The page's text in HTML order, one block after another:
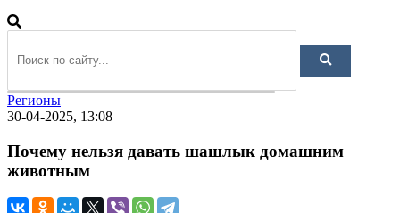
Регионы
30-04-2025, 13:08
Почему нельзя давать шашлык домашним
животным